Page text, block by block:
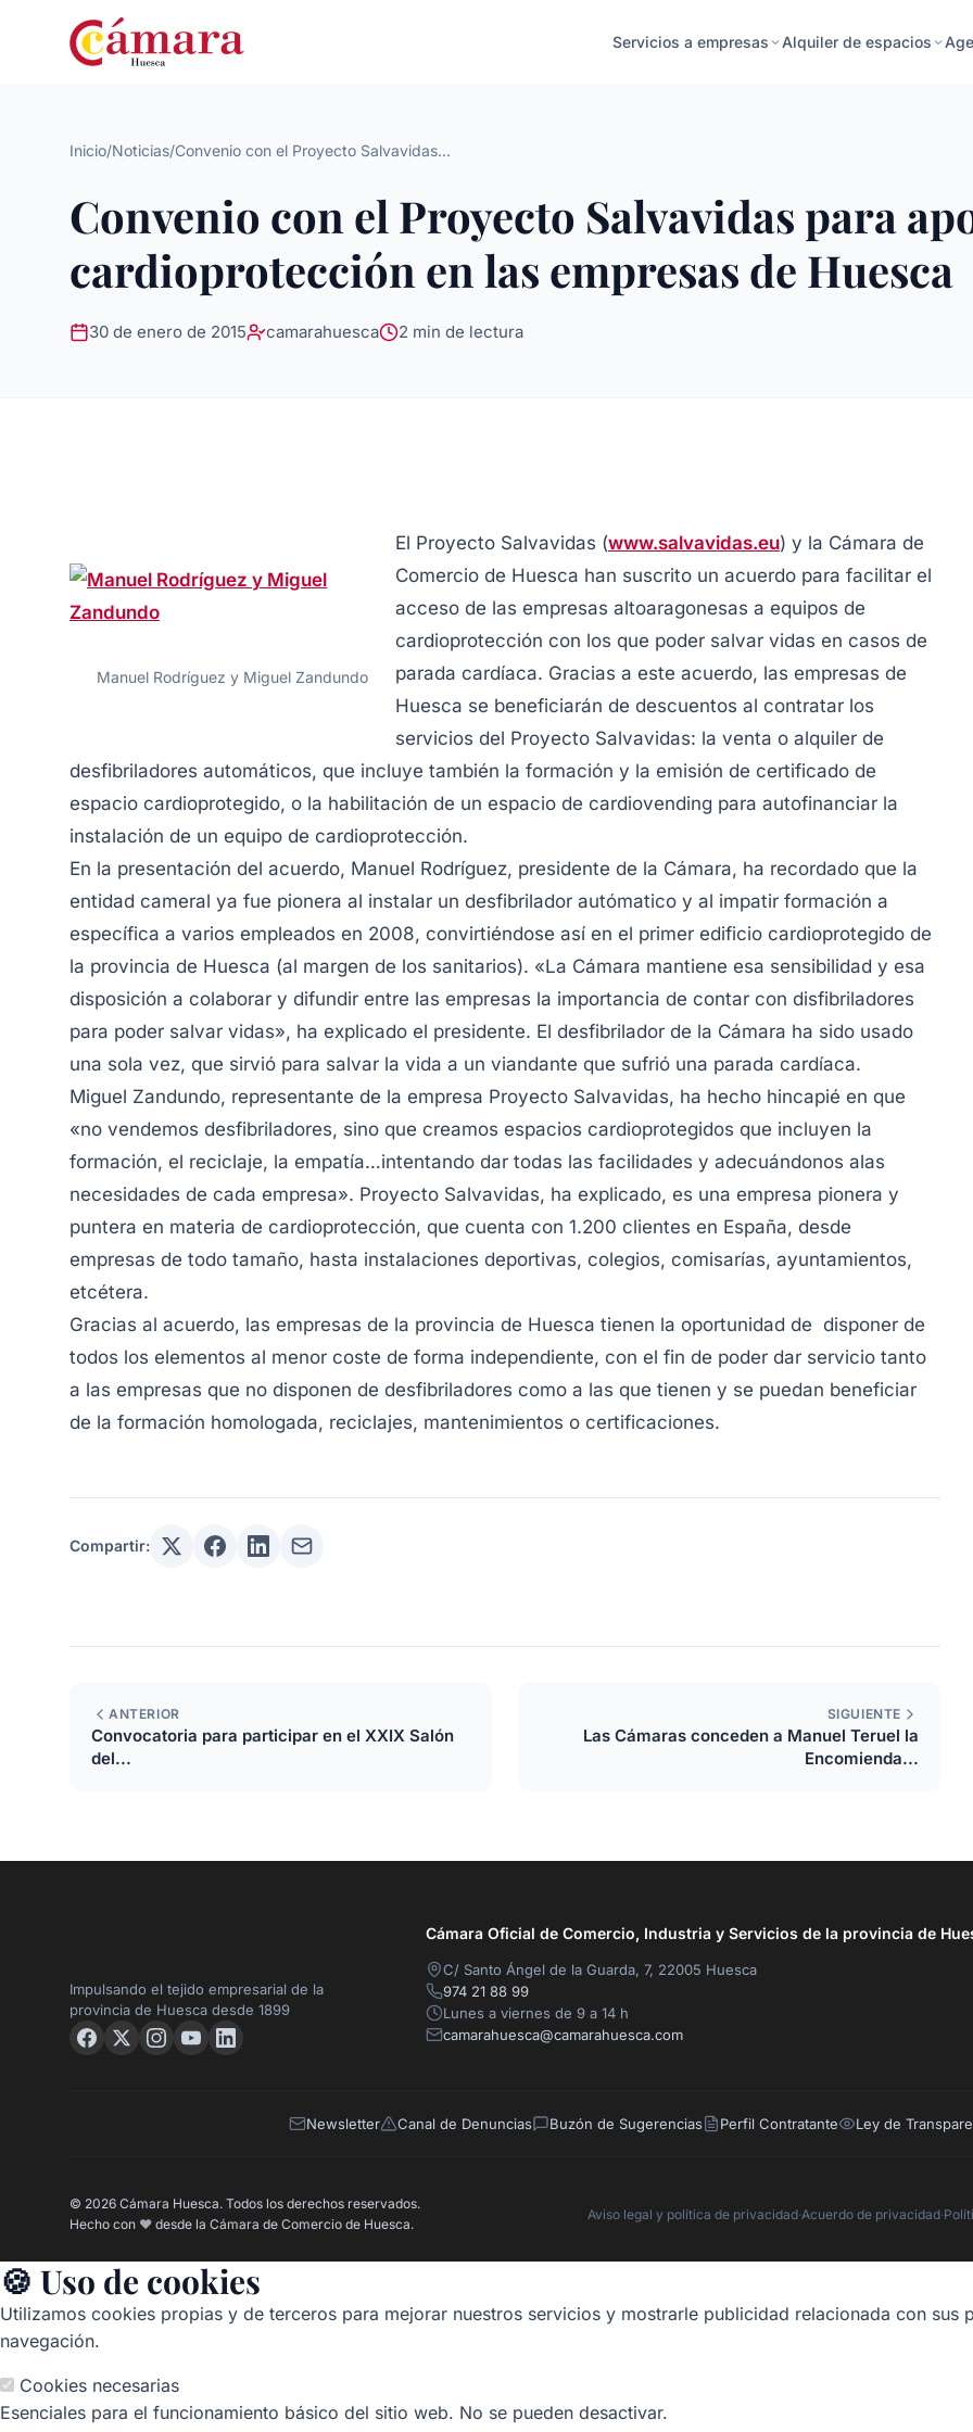
Servicios a empresas Alquiler de espacios
Inicio/Noticias/Convenio con el Proyecto Salvavidas...
Convenio con el Proyecto Salvavidas para
cardioprotección en las empresas de Huesca
30 de enero de 2015 camarahuesca 2 min de lectura
Manuel Rodríguez y Miguel Zandundo
El Proyecto Salvavidas (www.salvavidas.eu) y la Cámara de
Comercio de Huesca han suscrito un acuerdo para facilitar el
acceso de las empresas altoaragonesas a equipos de
cardioprotección con los que poder salvar vidas en casos de
parada cardíaca. Gracias a este acuerdo, las empresas de
Huesca se beneficiarán de descuentos al contratar los
servicios del Proyecto Salvavidas: la venta o alquiler de
desfibriladores automáticos, que incluye también la formación y la emisión de certificado de
espacio cardioprotegido, o la habilitación de un espacio de cardiovending para autofinanciar la
instalación de un equipo de cardioprotección.
En la presentación del acuerdo, Manuel Rodríguez, presidente de la Cámara, ha recordado que la
entidad cameral ya fue pionera al instalar un desfibrilador autómatico y al impatir formación a
específica a varios empleados en 2008, convirtiéndose así en el primer edificio cardioprotegido de
la provincia de Huesca (al margen de los sanitarios). «La Cámara mantiene esa sensibilidad y esa
disposición a colaborar y difundir entre las empresas la importancia de contar con disfibriladores
para poder salvar vidas», ha explicado el presidente. El desfibrilador de la Cámara ha sido usado
una sola vez, que sirvió para salvar la vida a un viandante que sufrió una parada cardíaca.
Miguel Zandundo, representante de la empresa Proyecto Salvavidas, ha hecho hincapié en que
«no vendemos desfibriladores, sino que creamos espacios cardioprotegidos que incluyen la
formación, el reciclaje, la empatía…intentando dar todas las facilidades y adecuándonos alas
necesidades de cada empresa». Proyecto Salvavidas, ha explicado, es una empresa pionera y
puntera en materia de cardioprotección, que cuenta con 1.200 clientes en España, desde
empresas de todo tamaño, hasta instalaciones deportivas, colegios, comisarías, ayuntamientos,
etcétera.
Gracias al acuerdo, las empresas de la provincia de Huesca tienen la oportunidad de disponer de
todos los elementos al menor coste de forma independiente, con el fin de poder dar servicio tanto
a las empresas que no disponen de desfibriladores como a las que tienen y se puedan beneficiar
de la formación homologada, reciclajes, mantenimientos o certificaciones.
Compartir:
ANTERIOR
Convocatoria para participar en el XXIX Salón
del...
SIGUIENTE
Las Cámaras conceden a Manuel Teruel la
Encomienda...
Impulsando el tejido empresarial de la
provincia de Huesca desde 1899
Cámara Oficial de Comercio, Industria y Servicios de la provincia de
C/ Santo Ángel de la Guarda, 7, 22005 Huesca
974 21 88 99
Lunes a viernes de 9 a 14 h
camarahuesca@camarahuesca.com
Newsletter Canal de Denuncias Buzón de Sugerencias Perfil Contratante Ley de
© 2026 Cámara Huesca. Todos los derechos reservados.
Hecho con ❤️ desde la Cámara de Comercio de Huesca.
Aviso legal y política de privacidad·Acuerdo de privacidad·
🍪 Uso de cookies
Utilizamos cookies propias y de terceros para mejorar nuestros servicios y mostrarle publicidad relacionada con sus
navegación.
Cookies necesarias
Esenciales para el funcionamiento básico del sitio web. No se pueden desactivar.